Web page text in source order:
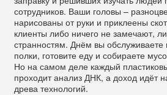
сотрудников. Ваши головы –
нарисованы от руки и приклеены
клиенты либо ничего не замечают,
странностям. Днём вы
полки, готовите еду и собираете
Но на самом деле каждый
проходит анализ ДНК, а доход идёт
древа технологий.